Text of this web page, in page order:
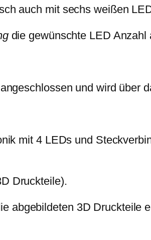
T
–
o
n
i
t
s
auch mit sechs weißen
die gewünschte LED Anzahl
und wird über
mit 4 LEDs und
Druckteile).
abgebildeten 3D Druckteile